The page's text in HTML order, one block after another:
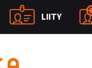
LIITY